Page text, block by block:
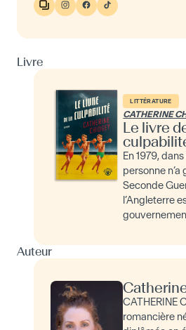
Livre
LITTÉRATURE
CATHERINE
Le livre
En 1979,
personne n’a
Seconde
l’Angleterre
Auteur
CATHERINE
romancière